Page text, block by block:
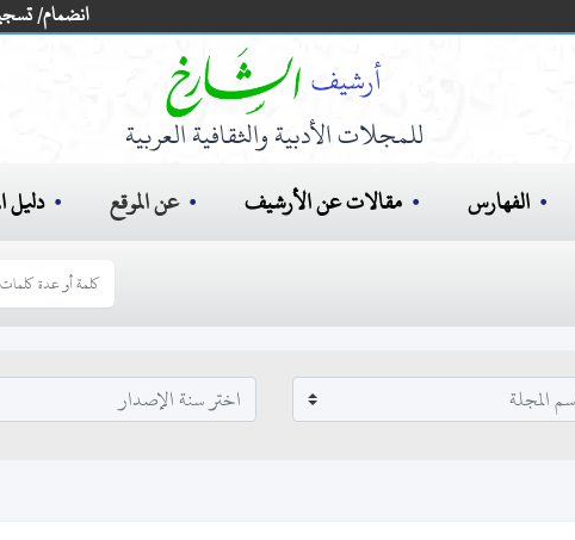
انضمام/
للمجلات الأدبية والثقافية العربية
الفهارس مقالات عن الأرشيف عن الموقع دليل